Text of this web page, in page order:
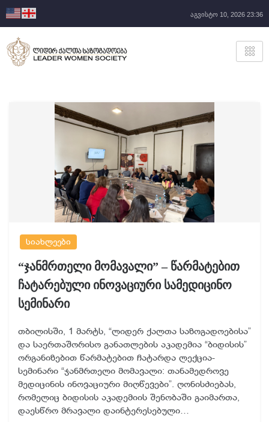
აგვისტო 10, 2026 23:36
სიახლეები
“ჯანმრთელი მომავალი” – წარმატებით
ჩატარებული ინოვაციური სამედიცინო
სემინარი
თბილისში, 1 მარტს, “ლიდერ ქალთა საზოგადოებისა”
და საერთაშორისო განათლების აკადემია “ბიდისის”
ორგანიზებით წარმატებით ჩატარდა ლექცია-
სემინარი “ჯანმრთელი მომავალი: თანამედროვე
მედიცინის ინოვაციური მიღწევები”. ღონისძიებას,
რომელიც ბიდისის აკადემიის შენობაში გაიმართა,
დაესწრო მრავალი დაინტერესებული…